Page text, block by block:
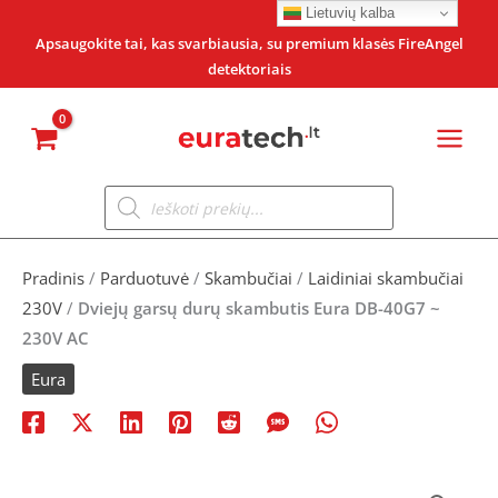
Apsaugokite tai, kas svarbiausia, su premium klasės FireAngel
detektoriais
Products
search
Pradinis / Parduotuvė / Skambučiai / Laidiniai skambučiai
230V / Dviejų garsų durų skambutis Eura DB-40G7 ~
230V AC
Eura
Lietuvių kalba